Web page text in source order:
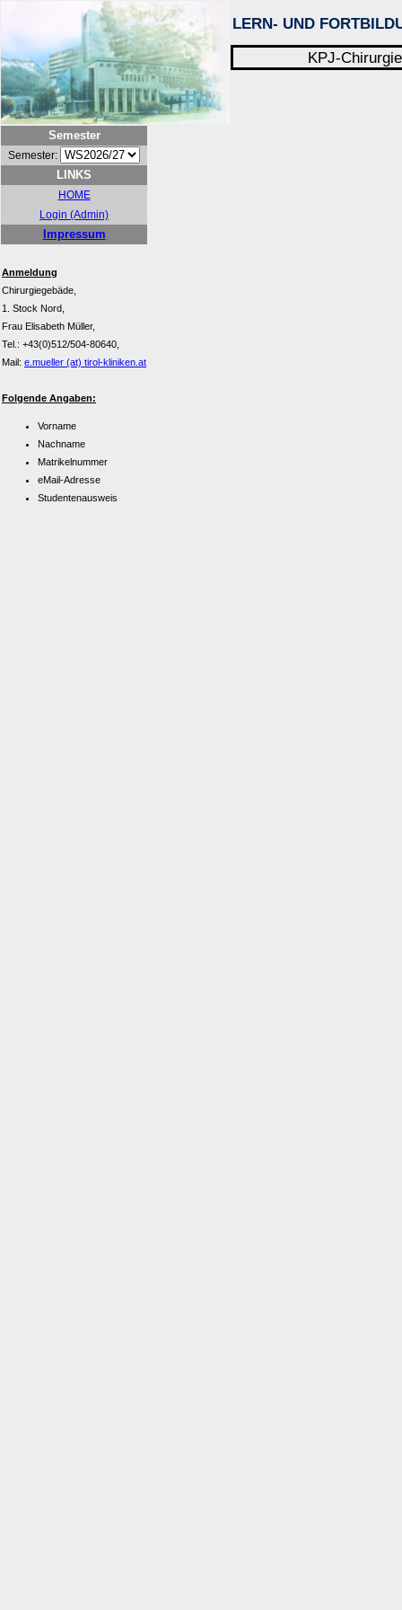
LERN- UND
KPJ-
Semester
Semester:
LINKS
HOME
Login (Admin)
Impressum
Anmeldung
Chirurgiegebäde,
1. Stock Nord,
Frau Elisabeth Müller,
Tel.: +43(0)512/504-80640,
Mail: e.mueller (at) tirol-kliniken.at
Folgende Angaben:
Vorname
Nachname
Matrikelnummer
eMail-Adresse
Studentenausweis